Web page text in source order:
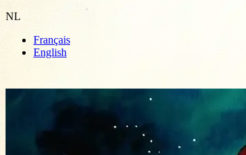
NL
Français
English